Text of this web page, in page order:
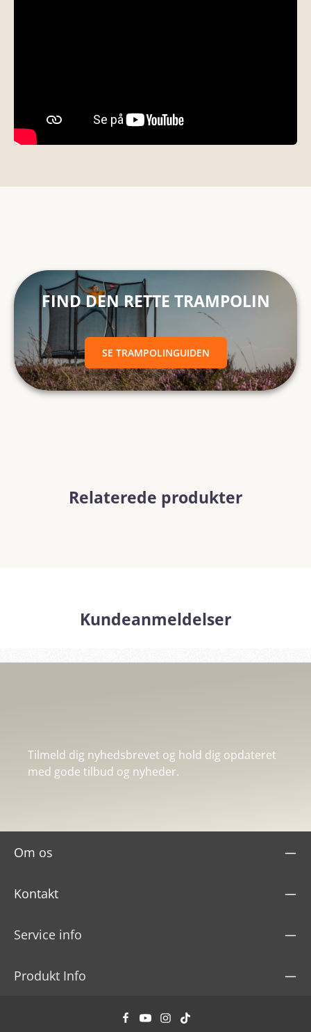
FIND DEN RETTE TRAMPOLIN SE TRAMPOLINGUIDEN
FIND DEN RETTE TRAMPOLIN
SE TRAMPOLINGUIDEN
Relaterede produkter
Kundeanmeldelser
Tilmeld dig nyhedsbrevet og hold dig opdateret
med gode tilbud og nyheder.
Om os
Kontakt
Service info
Produkt Info